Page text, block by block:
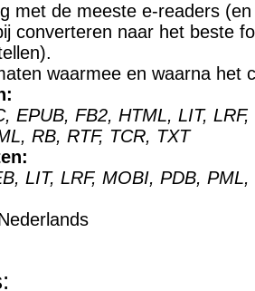
met de meeste e-readers
converteren naar het beste
waarmee en waarna het
EPUB, FB2, HTML, LIT,
RB, RTF, TCR, TXT
LIT, LRF, MOBI, PDB,